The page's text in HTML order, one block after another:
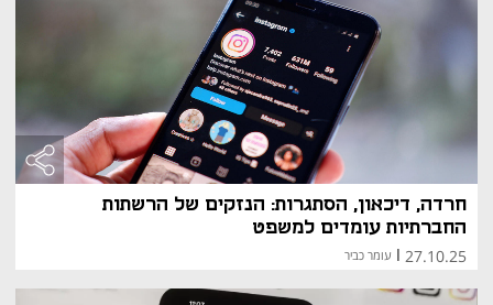
חרדה, דיכאון, הסתגרות: הנזקים של הרשתות
החברתיות עומדים למשפט
27.10.25 עומר כביר